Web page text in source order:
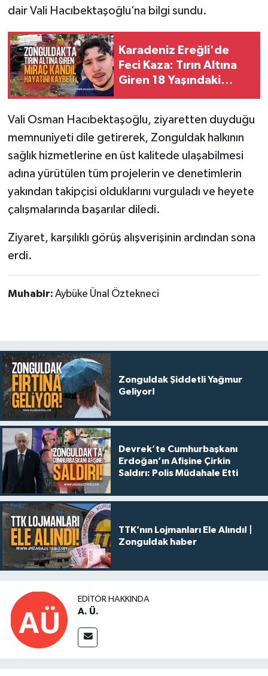
dair Vali Hacıbektaşoğlu’na bilgi sundu.
Karadeniz Ereğli'de
Feci Kaza: Tırın Altına
Giren 18 Yaşındaki
Vali Osman Hacıbektaşoğlu, ziyaretten duyduğu
memnuniyeti dile getirerek, Zonguldak halkının
sağlık hizmetlerine en üst kalitede ulaşabilmesi
adına yürütülen tüm projelerin ve denetimlerin
yakından takipçisi olduklarını vurguladı ve heyete
çalışmalarında başarılar diledi.
Ziyaret, karşılıklı görüş alışverişinin ardından sona
erdi.
Muhabir: Aybüke Ünal Öztekneci
Zonguldak Şiddetli Yağmur
Geliyor!
Devrek’te Cumhurbaşkanı
Erdoğan’ın Afişine Çirkin
Saldırı: Polis Müdahale Etti
TTK’nın Lojmanları Ele Alındı! |
Zonguldak haber
EDITÖR HAKKINDA
A. Ü.